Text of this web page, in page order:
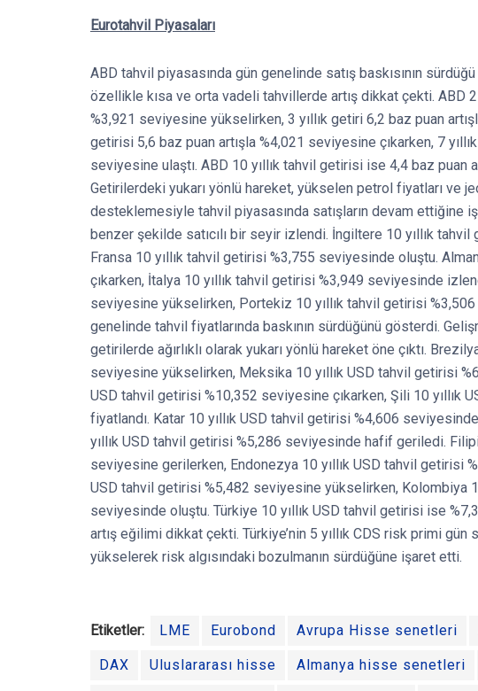
Eurotahvil Piyasaları
ABD tahvil piyasasında gün genelinde satış baskısının
özellikle kısa ve orta vadeli tahvillerde artış dikkat çekti. ABD
%3,921 seviyesine yükselirken, 3 yıllık getiri 6,2 baz puan
getirisi 5,6 baz puan artışla %4,021 seviyesine çıkarken, 7
seviyesine ulaştı. ABD 10 yıllık tahvil getirisi ise 4,4 baz puan
Getirilerdeki yukarı yönlü hareket, yükselen petrol fiyatları ve
desteklemesiyle tahvil piyasasında satışların devam ettiğine
benzer şekilde satıcılı bir seyir izlendi. İngiltere 10 yıllık
Fransa 10 yıllık tahvil getirisi %3,755 seviyesinde oluştu.
çıkarken, İtalya 10 yıllık tahvil getirisi %3,949 seviyesinde
seviyesine yükselirken, Portekiz 10 yıllık tahvil getirisi
genelinde tahvil fiyatlarında baskının sürdüğünü gösterdi.
getirilerde ağırlıklı olarak yukarı yönlü hareket öne çıktı.
seviyesine yükselirken, Meksika 10 yıllık USD tahvil getirisi
USD tahvil getirisi %10,352 seviyesine çıkarken, Şili 10 yıllık
fiyatlandı. Katar 10 yıllık USD tahvil getirisi %4,606
yıllık USD tahvil getirisi %5,286 seviyesinde hafif geriledi.
seviyesine gerilerken, Endonezya 10 yıllık USD tahvil getirisi
USD tahvil getirisi %5,482 seviyesine yükselirken, Kolombiya
seviyesinde oluştu. Türkiye 10 yıllık USD tahvil getirisi ise
artış eğilimi dikkat çekti. Türkiye’nin 5 yıllık CDS risk primi
yükselerek risk algısındaki bozulmanın sürdüğüne işaret etti.
Etiketler: LME Eurobond Avrupa Hisse senetleri
DAX Uluslararası hisse Almanya hisse senetleri